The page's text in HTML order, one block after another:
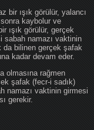
bir ışık görülür, yalancı
kaybolur ve
ışık görülür, gerçek
sabah namazı vaktinin
da bilinen gerçek şafak
kadar devam eder.
olmasına rağmen
şafak (fecr-i sadık)
namazı vaktinin girmesi
gerekir.